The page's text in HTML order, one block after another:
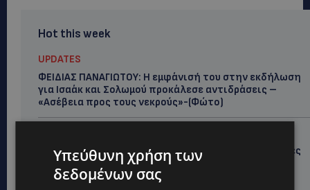
Hot this week
UPDATES
ΦΕΙΔΙΑΣ ΠΑΝΑΓΙΩΤΟΥ: Η εμφάνισή του στην εκδήλωση
για Ισαάκ και Σολωμού προκάλεσε αντιδράσεις –
«Ασέβεια προς τους νεκρούς»-(Φώτο)
ΔΗΜΟΣ ΛΑΤΣΙΩΝ – ΓΕΡΙΟΥ: Πάνω από 8.000 υπογραφές
κατά των Δομών Ανηλίκων – Ζητούν γραπτή
δέσμευση από το Κράτος
Υπεύθυνη χρήση των
δεδομένων σας